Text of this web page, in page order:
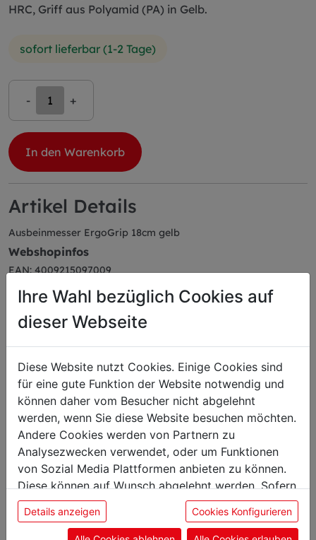
HRC, Griff aus Polyamid (PA) in Gelb.
sofort lieferbar (1-2 Tage)
- +
In den Warenkorb
Artikel Details
Ausbeinmesser ErgoGrip 18cm gelb
Webshopinfos
EAN: 4009215097009
Farbe: gelb
Serie: ErgoGrip
Das könnte Sie auch
interessieren
Stechmesser
Ihre Wahl bezüglich Cookies auf
dieser Webseite
Diese Website nutzt Cookies. Einige Cookies sind
für eine gute Funktion der Website notwendig und
können daher vom Besucher nicht abgelehnt
werden, wenn Sie diese Website besuchen möchten.
Andere Cookies werden von Partnern zu
Analysezwecken verwendet, oder um Funktionen
von Sozial Media Plattformen anbieten zu können.
Diese können auf Wunsch abgelehnt werden. Sofern
sie unsere Webseite weiter nutzen, geben Sie
Einwilligung zu unseren Cookies.
Details anzeigen Cookies Konfigurieren